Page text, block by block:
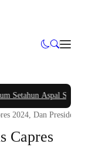
Aspal Sudah
2024, Dan Presiden
Capres